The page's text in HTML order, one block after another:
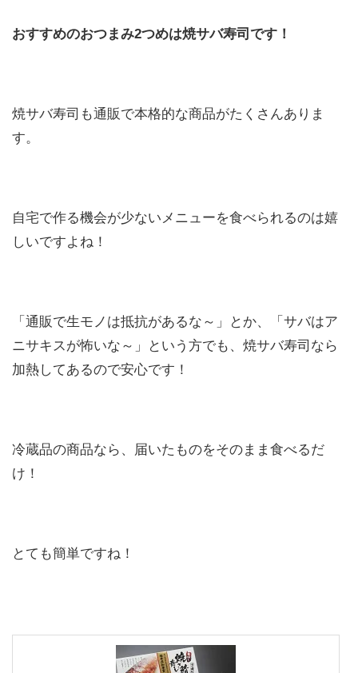
おすすめのおつまみ2つめは焼サバ寿司です！
焼サバ寿司も通販で本格的な商品がたくさんありま
す。
自宅で作る機会が少ないメニューを食べられるのは嬉
しいですよね！
「通販で生モノは抵抗があるな～」とか、「サバはア
ニサキスが怖いな～」という方でも、焼サバ寿司なら
加熱してあるので安心です！
冷蔵品の商品なら、届いたものをそのまま食べるだ
け！
とても簡単ですね！